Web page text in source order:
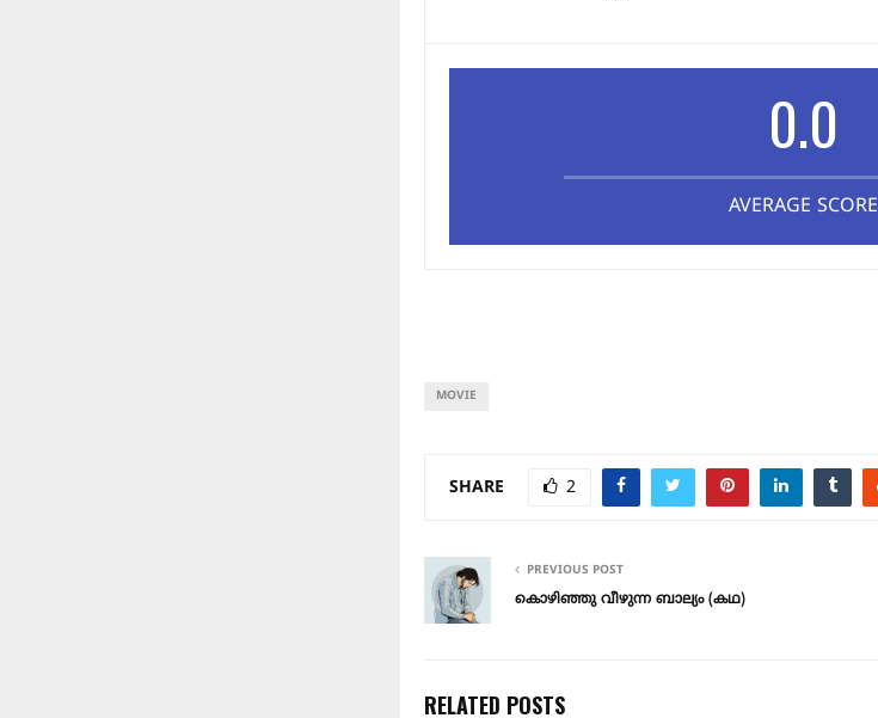
0.0
AVERAGE SCORE
MOVIE
SHARE 2
PREVIOUS POST
കൊഴിഞ്ഞു വീഴുന്ന ബാല്യം (കഥ)
RELATED POSTS